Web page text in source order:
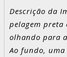
Descrição da
pelagem preta
olhando para
Ao fundo,